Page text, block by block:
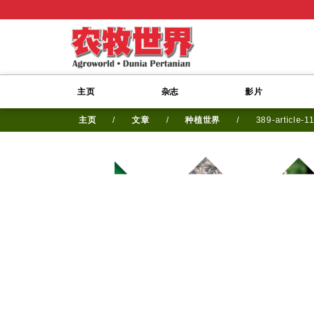
主页 杂志 影片
主页 / 文章 / 种植世界 / 389-article-11